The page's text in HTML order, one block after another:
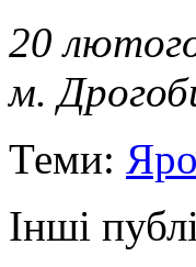
20
м.
Теми:
Інші